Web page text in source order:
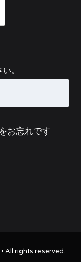
。
お忘れです
All rights reserved.